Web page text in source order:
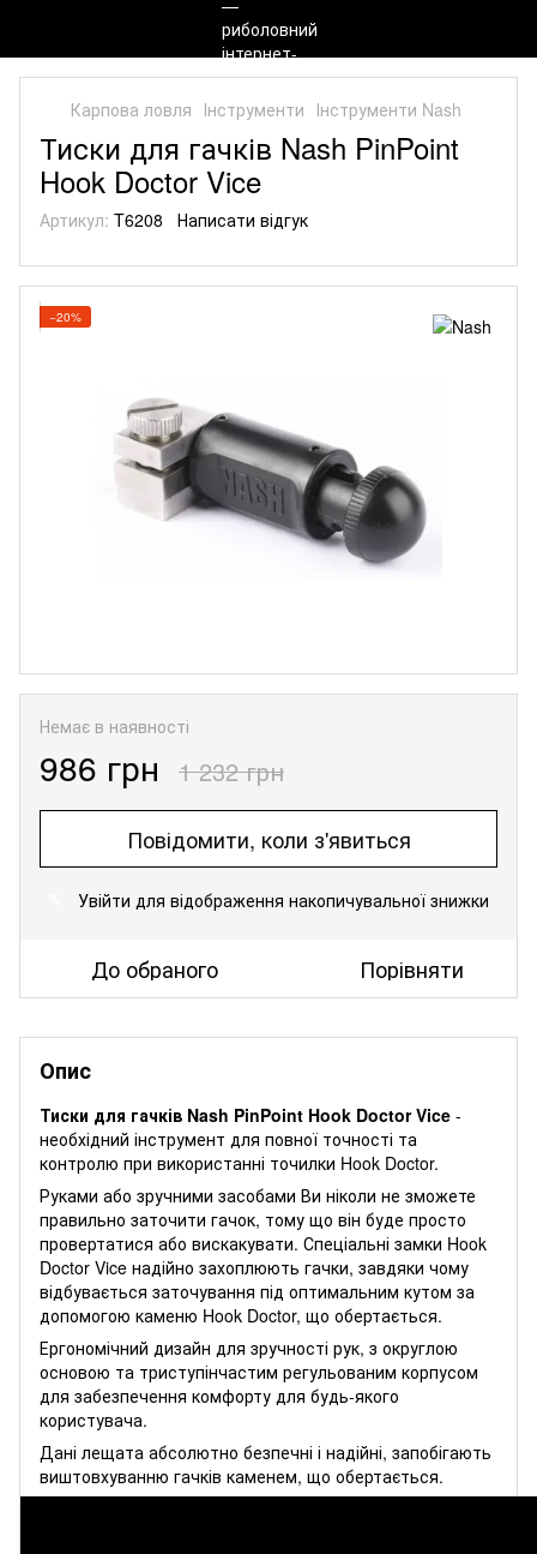
Карпова ловля Інструменти Інструменти Nash
Тиски для гачків Nash PinPoint
Hook Doctor Vice
Артикул: T6208 Написати відгук
−20%
Немає в наявності
986 грн 1 232 грн
Повідомити, коли з'явиться
Увійти для відображення накопичувальної знижки
До обраного Порівняти
Опис
Тиски для гачків Nash PinPoint Hook Doctor Vice -
необхідний інструмент для повної точності та
контролю при використанні точилки Hook Doctor.
Руками або зручними засобами Ви ніколи не зможете
правильно заточити гачок, тому що він буде просто
провертатися або вискакувати. Спеціальні замки Hook
Doctor Vice надійно захоплюють гачки, завдяки чому
відбувається заточування під оптимальним кутом за
допомогою каменю Hook Doctor, що обертається.
Ергономічний дизайн для зручності рук, з округлою
основою та триступінчастим регульованим корпусом
для забезпечення комфорту для будь-якого
користувача.
Дані лещата абсолютно безпечні і надійні, запобігають
виштовхуванню гачків каменем, що обертається.